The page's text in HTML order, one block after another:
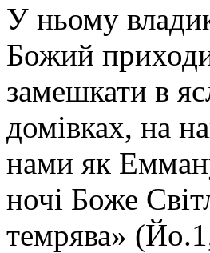
У ньому
Божий
замешкати в
домівках, на
нами як
ночі Боже
темрява»